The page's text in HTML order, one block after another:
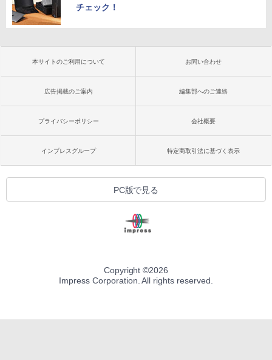
チェック！
本サイトのご利用について お問い合わせ
広告掲載のご案内 編集部へのご連絡
プライバシーポリシー 会社概要
インプレスグループ 特定商取引法に基づく表示
PC版で見る
Copyright ©2026
Impress Corporation. All rights reserved.